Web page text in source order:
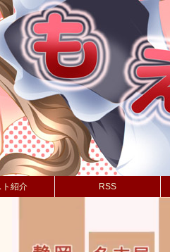
ト紹介 RSS